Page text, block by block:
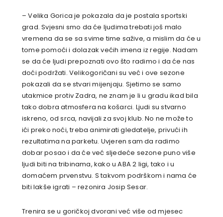
– Velika Gorica je pokazala da je postala sportski
grad. Svjesni smo da će ljudima trebati još malo
vremena da se sa svime time sažive, a mislim da će u
tome pomoći i dolazak većih imena iz regije. Nadam
se da će ljudi prepoznati ovo što radimo i da će nas
doći podržati. Velikogoričani su već i ove sezone
pokazali da se stvari mijenjaju. Sjetimo se samo
utakmice protiv Zadra, ne znam je li u gradu ikad bila
tako dobra atmosfera na košarci. Ljudi su stvarno
iskreno, od srca, navijali za svoj klub. No ne može to
ići preko noći, treba animirati gledatelje, privući ih
rezultatima na parketu. Uvjeren sam da radimo
dobar posao i da će već sljedeće sezone puno više
ljudi biti na tribinama, kako u ABA 2 ligi, tako i u
domaćem prvenstvu. S takvom podrškom i nama će
biti lakše igrati – rezonira Josip Sesar.
Trenira se u goričkoj dvorani već više od mjesec